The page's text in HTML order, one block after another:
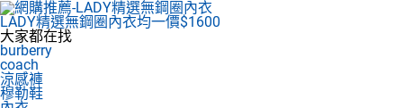
LADY精選無鋼圈內衣均一價$1600
大家都在找
burberry
coach
涼感褲
穆勒鞋